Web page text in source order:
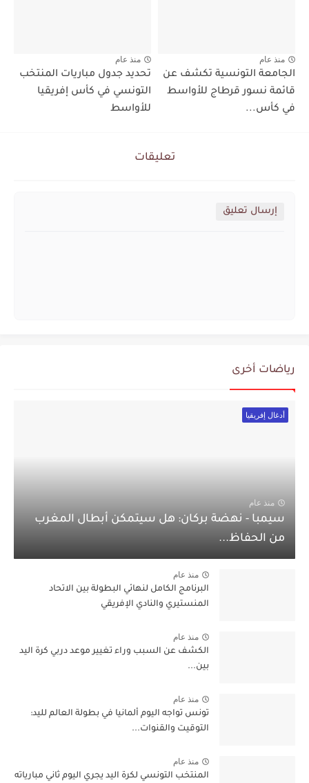
منذ عام
الجامعة التونسية تكشف عن
قائمة نسور قرطاج للأواسط
في كأس...
منذ عام
تحديد جدول مباريات المنتخب
التونسي في كأس إفريقيا
للأواسط
تعليقات
إرسال تعليق
رياضات أخرى
أدغال إفريقيا
منذ عام
سيمبا - نهضة بركان: هل سيتمكن أبطال المغرب
من الحفاظ...
منذ عام
البرنامج الكامل لنهائي البطولة بين الاتحاد
المنستيري والنادي الإفريقي
منذ عام
الكشف عن السبب وراء تغيير موعد دربي كرة اليد
بين...
منذ عام
تونس تواجه اليوم ألمانيا في بطولة العالم لليد:
التوقيت والقنوات...
منذ عام
المنتخب التونسي لكرة اليد يجري اليوم ثاني مبارياته